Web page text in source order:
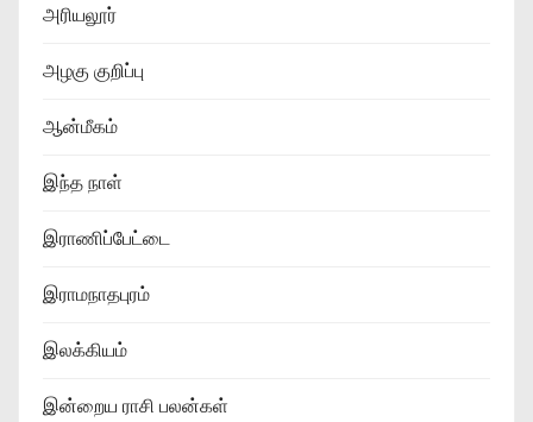
அரியலூர்
அழகு குறிப்பு
ஆன்மீகம்
இந்த நாள்
இராணிப்பேட்டை
இராமநாதபுரம்
இலக்கியம்
இன்றைய ராசி பலன்கள்